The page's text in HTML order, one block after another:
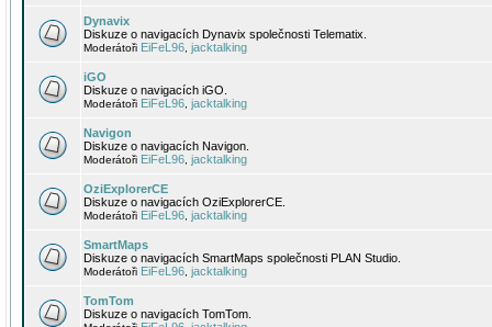
Dynavix
Diskuze o navigacích Dynavix společnosti Telematix.
Moderátoři EiFeL96 jacktalking
iGO
Diskuze o navigacích iGO.
Moderátoři EiFeL96 jacktalking
Navigon
Diskuze o navigacích Navigon.
Moderátoři EiFeL96 jacktalking
OziExplorerCE
Diskuze o navigacích OziExplorerCE.
Moderátoři EiFeL96 jacktalking
SmartMaps
Diskuze o navigacích SmartMaps společnosti PLAN Studio.
Moderátoři EiFeL96 jacktalking
TomTom
Diskuze o navigacích TomTom.